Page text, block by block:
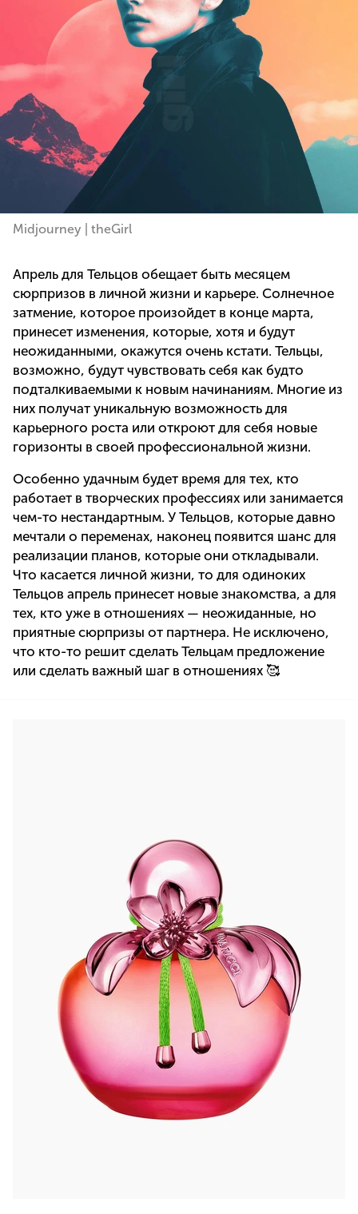
Midjourney | theGirl
Апрель для Тельцов обещает быть месяцем
сюрпризов в личной жизни и карьере. Солнечное
затмение, которое произойдет в конце марта,
принесет изменения, которые, хотя и будут
неожиданными, окажутся очень кстати. Тельцы,
возможно, будут чувствовать себя как будто
подталкиваемыми к новым начинаниям. Многие из
них получат уникальную возможность для
карьерного роста или откроют для себя новые
горизонты в своей профессиональной жизни.
Особенно удачным будет время для тех, кто
работает в творческих профессиях или занимается
чем-то нестандартным. У Тельцов, которые давно
мечтали о переменах, наконец появится шанс для
реализации планов, которые они откладывали.
Что касается личной жизни, то для одиноких
Тельцов апрель принесет новые знакомства, а для
тех, кто уже в отношениях — неожиданные, но
приятные сюрпризы от партнера. Не исключено,
что кто-то решит сделать Тельцам предложение
или сделать важный шаг в отношениях 🥰